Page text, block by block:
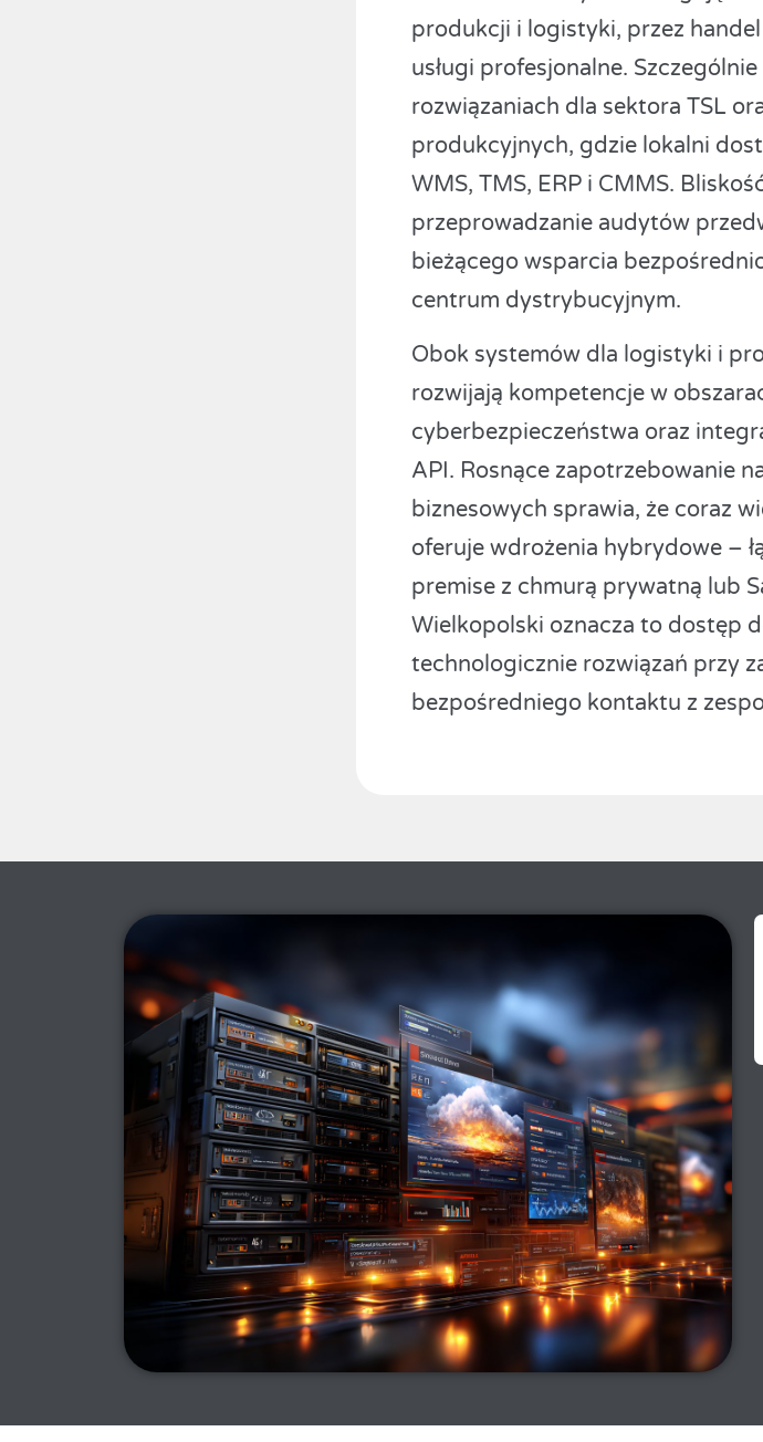
produkcji i logistyki, przez
usługi profesjonalne.
rozwiązaniach dla sektora TSL
produkcyjnych, gdzie lokalni
WMS, TMS, ERP i CMMS.
przeprowadzanie audytów
bieżącego wsparcia
centrum dystrybucyjnym.
Obok systemów dla logistyki i
rozwijają kompetencje w
cyberbezpieczeństwa oraz
API. Rosnące zapotrzebowanie
biznesowych sprawia, że coraz
oferuje wdrożenia hybrydowe –
premise z chmurą prywatną lub
Wielkopolski oznacza to dostęp
technologicznie rozwiązań przy
bezpośredniego kontaktu z